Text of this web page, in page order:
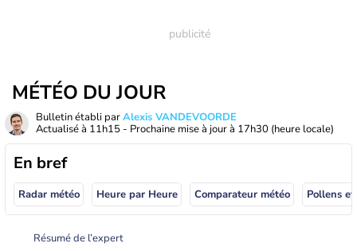
MÉTÉO DU JOUR
Bulletin établi parAlexis VANDEVOORDE
Actualisé à 11h15 - Prochaine mise à jour à 17h30 (heure locale)
En bref
Radar météo Heure par Heure Comparateur météo Pollens
Résumé de l’expert